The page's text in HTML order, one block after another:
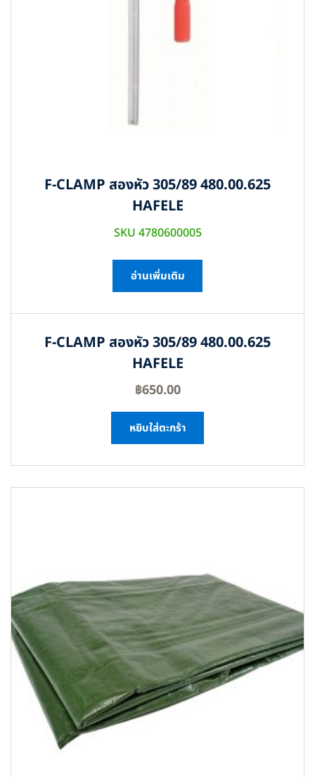
F-CLAMP สองหัว 305/89 480.00.625
HAFELE
SKU 4780600005
อ่านเพิ่มเติม
F-CLAMP สองหัว 305/89 480.00.625
HAFELE
฿650.00
หยิบใส่ตะกร้า